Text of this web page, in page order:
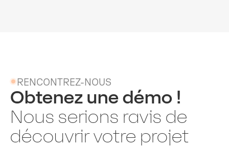
RENCONTREZ-NOUS
Obtenez une démo !
Nous serions ravis de
découvrir votre projet